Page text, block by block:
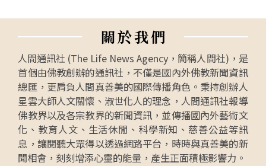
關於我們
人間通訊社 (The Life News Agency，簡稱人間社)，是
首個由佛教創辦的通訊社，不僅是國內外佛教新聞資訊
總匯，更肩負人間真善美的國際傳播角色。秉持創辦人
星雲大師人文關懷、淑世化人的理念，人間通訊社報導
佛教界以及各宗教界的新聞資訊，並傳播國內外藝術文
化、教育人文、生活休閒、科學新知、慈善公益等訊
息，讓閱聽大眾得以透過網路平台，時時與真善美的新
聞相會，刻刻增添心靈的能量，產生正面積極影響力。